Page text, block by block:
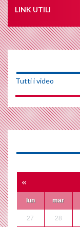
LINK UTILI
Tutti i video
«
lun mar
27 28